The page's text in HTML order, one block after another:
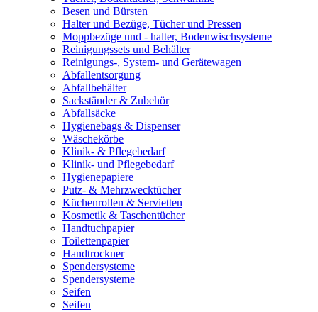
Besen und Bürsten
Halter und Bezüge, Tücher und Pressen
Moppbezüge und - halter, Bodenwischsysteme
Reinigungssets und Behälter
Reinigungs-, System- und Gerätewagen
Abfallentsorgung
Abfallbehälter
Sackständer & Zubehör
Abfallsäcke
Hygienebags & Dispenser
Wäschekörbe
Klinik- & Pflegebedarf
Klinik- und Pflegebedarf
Hygienepapiere
Putz- & Mehrzwecktücher
Küchenrollen & Servietten
Kosmetik & Taschentücher
Handtuchpapier
Toilettenpapier
Handtrockner
Spendersysteme
Spendersysteme
Seifen
Seifen